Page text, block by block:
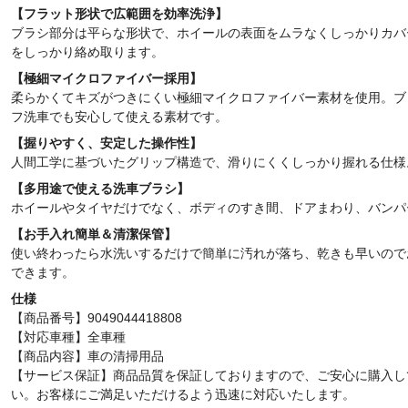
【フラット形状で広範囲を効率洗浄】
ブラシ部分は平らな形状で、ホイールの表面をムラなくしっかりカ
をしっかり絡め取ります。
【極細マイクロファイバー採用】
柔らかくてキズがつきにくい極細マイクロファイバー素材を使用。
フ洗車でも安心して使える素材です。
【握りやすく、安定した操作性】
人間工学に基づいたグリップ構造で、滑りにくくしっかり握れる仕
【多用途で使える洗車ブラシ】
ホイールやタイヤだけでなく、ボディのすき間、ドアまわり、バン
【お手入れ簡単＆清潔保管】
使い終わったら水洗いするだけで簡単に汚れが落ち、乾きも早いの
できます。
仕様
【商品番号】9049044418808
【対応車種】全車種
【商品内容】車の清掃用品
【サービス保証】商品品質を保証しておりますので、ご安心に購
い。お客様にご満足いただけるよう迅速に対応いたします。